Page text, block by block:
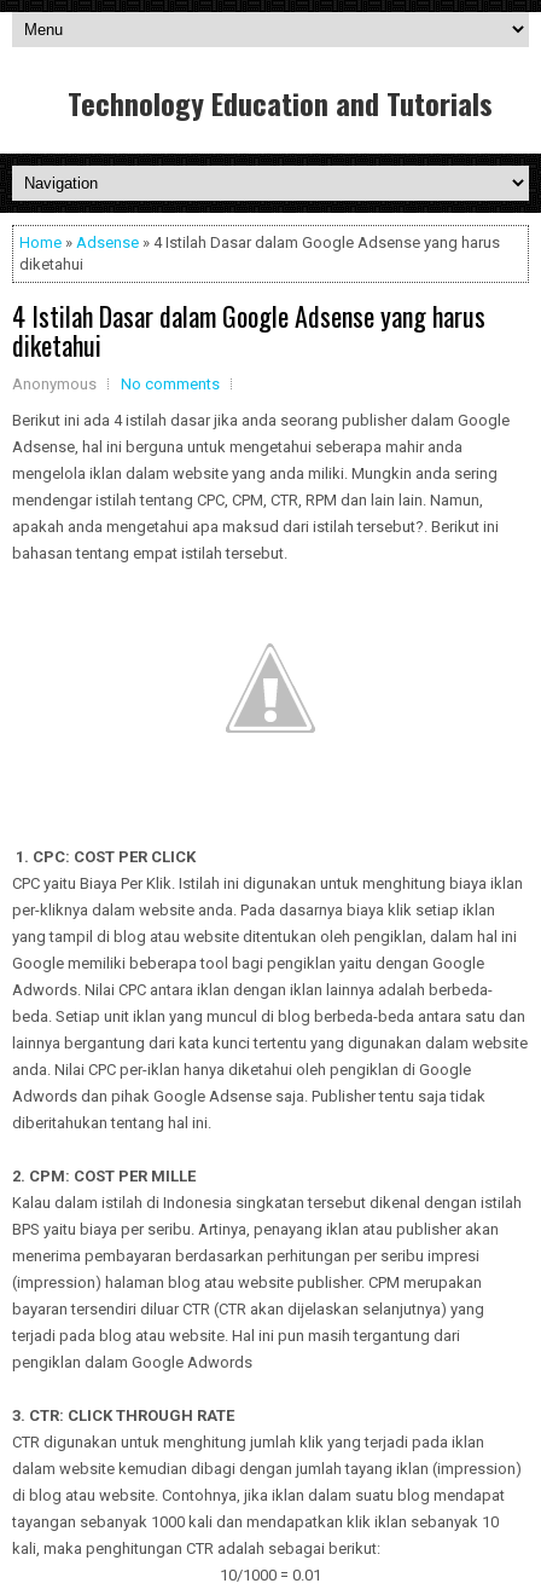
Technology Education and Tutorials
Home » Adsense » 4 Istilah Dasar dalam Google Adsense yang harus
diketahui
4 Istilah Dasar dalam Google Adsense yang harus
diketahui
Anonymous
No comments
Berikut ini ada 4 istilah dasar jika anda seorang publisher dalam Google
Adsense, hal ini berguna untuk mengetahui seberapa mahir anda
mengelola iklan dalam website yang anda miliki. Mungkin anda sering
mendengar istilah tentang CPC, CPM, CTR, RPM dan lain lain. Namun,
apakah anda mengetahui apa maksud dari istilah tersebut?. Berikut ini
bahasan tentang empat istilah tersebut.
1. CPC: COST PER CLICK
CPC yaitu Biaya Per Klik. Istilah ini digunakan untuk menghitung biaya iklan
per-kliknya dalam website anda. Pada dasarnya biaya klik setiap iklan
yang tampil di blog atau website ditentukan oleh pengiklan, dalam hal ini
Google memiliki beberapa tool bagi pengiklan yaitu dengan Google
Adwords. Nilai CPC antara iklan dengan iklan lainnya adalah berbeda-
beda. Setiap unit iklan yang muncul di blog berbeda-beda antara satu dan
lainnya bergantung dari kata kunci tertentu yang digunakan dalam website
anda. Nilai CPC per-iklan hanya diketahui oleh pengiklan di Google
Adwords dan pihak Google Adsense saja. Publisher tentu saja tidak
diberitahukan tentang hal ini.
2. CPM: COST PER MILLE
Kalau dalam istilah di Indonesia singkatan tersebut dikenal dengan istilah
BPS yaitu biaya per seribu. Artinya, penayang iklan atau publisher akan
menerima pembayaran berdasarkan perhitungan per seribu impresi
(impression) halaman blog atau website publisher. CPM merupakan
bayaran tersendiri diluar CTR (CTR akan dijelaskan selanjutnya) yang
terjadi pada blog atau website. Hal ini pun masih tergantung dari
pengiklan dalam Google Adwords
3. CTR: CLICK THROUGH RATE
CTR digunakan untuk menghitung jumlah klik yang terjadi pada iklan
dalam website kemudian dibagi dengan jumlah tayang iklan (impression)
di blog atau website. Contohnya, jika iklan dalam suatu blog mendapat
tayangan sebanyak 1000 kali dan mendapatkan klik iklan sebanyak 10
kali, maka penghitungan CTR adalah sebagai berikut:
10/1000 = 0.01